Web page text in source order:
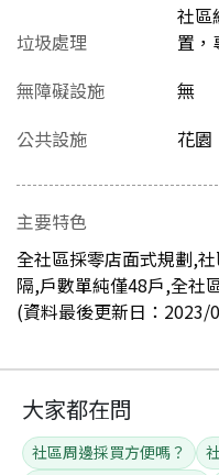
垃圾處理
社區
置，
無障礙設施
無
公共設施
花園
主要特色
全社區採零店面式規劃,
隔,戶數單純僅48戶,全社
(資料最後更新日：2023/
大家都在問
社區周邊採買方便嗎？